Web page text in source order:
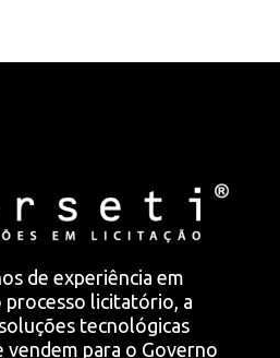
de experiência em
processo licitatório, a
tecnológicas
vendem para o Governo